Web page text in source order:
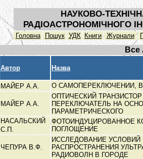
НАУКОВО-
РАДІОАСТРОНОМІЧНОГО
Головна Пошук УДК Книги Журнали
Все
Автор Назва
МАЙЕР А.А. О САМОПЕРЕКЛЮЧЕНИИ,
МАЙЕР А.А.
ОПТИЧЕСКИЙ
ПЕРЕКЛЮЧАТЕЛЬ НА
ПАРАМЕТРИЧЕСКОГО
НАСАЛЬСКИЙ
С.П.
ФОТОИНДУЦИРОВАННОЕ
ПОГЛОЩЕНИЕ
ЧЕПУРА В.Ф.
ИССЛЕДОВАНИЕ УСЛОВИЙ
РАСПРОСТРАНЕНИЯ
РАДИОВОЛН В ГОРОДЕ